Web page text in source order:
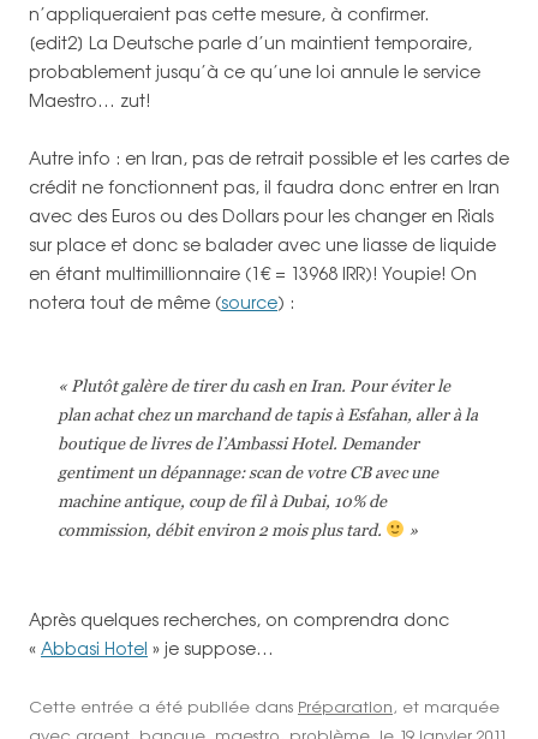
n’appliqueraient pas cette mesure, à confirmer.
[edit2] La Deutsche parle d’un maintient temporaire,
probablement jusqu’à ce qu’une loi annule le service
Maestro… zut!
Autre info : en Iran, pas de retrait possible et les cartes de
crédit ne fonctionnent pas, il faudra donc entrer en Iran
avec des Euros ou des Dollars pour les changer en Rials
sur place et donc se balader avec une liasse de liquide
en étant multimillionnaire (1€ = 13968 IRR)! Youpie! On
notera tout de même (source) :
« Plutôt galère de tirer du cash en Iran. Pour éviter le
plan achat chez un marchand de tapis à Esfahan, aller à la
boutique de livres de l’Ambassi Hotel. Demander
gentiment un dépannage: scan de votre CB avec une
machine antique, coup de fil à Dubai, 10% de
commission, débit environ 2 mois plus tard.
»
Après quelques recherches, on comprendra donc
« Abbasi Hotel » je suppose…
Cette entrée a été publiée dans Préparation, et marquée